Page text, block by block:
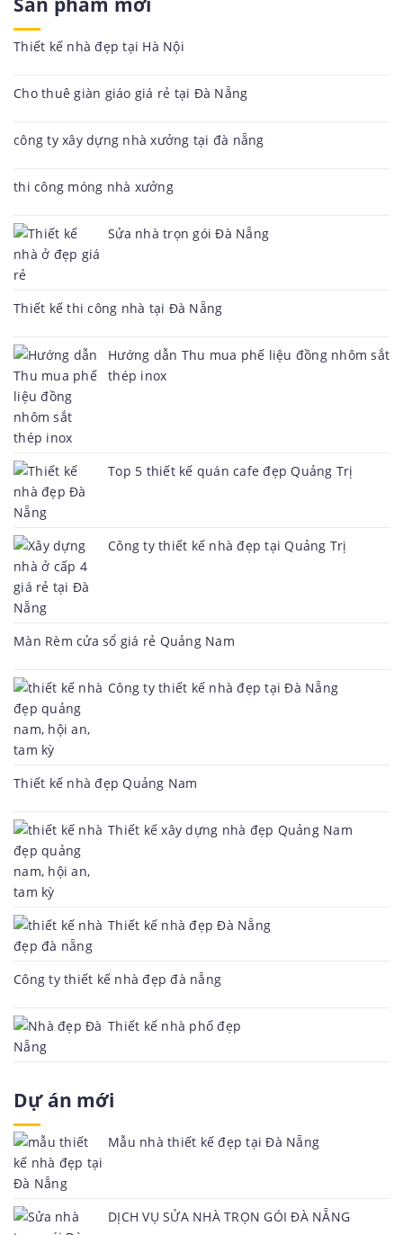
Thiết kế nhà đẹp tại Hà Nội
Cho thuê giàn giáo giá rẻ tại Đà Nẵng
công ty xây dựng nhà xưởng tại đà nẵng
thi công móng nhà xưởng
Sửa nhà trọn gói Đà Nẵng
Thiết kế thi công nhà tại Đà Nẵng
Hướng dẫn Thu mua phế liệu đồng nhôm sắt
thép inox
Top 5 thiết kế quán cafe đẹp Quảng Trị
Công ty thiết kế nhà đẹp tại Quảng Trị
Màn Rèm cửa sổ giá rẻ Quảng Nam
Công ty thiết kế nhà đẹp tại Đà Nẵng
Thiết kế nhà đẹp Quảng Nam
Thiết kế xây dựng nhà đẹp Quảng Nam
Thiết kế nhà đẹp Đà Nẵng
Công ty thiết kế nhà đẹp đà nẵng
Thiết kế nhà phố đẹp
Dự án mới
Mẫu nhà thiết kế đẹp tại Đà Nẵng
DỊCH VỤ SỬA NHÀ TRỌN GÓI ĐÀ NẴNG